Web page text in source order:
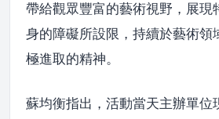
帶給觀眾豐富的藝術視野，展現
身的障礙所設限，持續於藝術領
極進取的精神。
蘇均衡指出，活動當天主辦單位